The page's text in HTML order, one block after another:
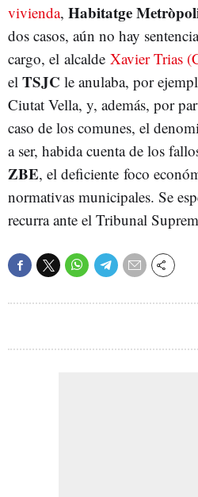
vivienda, Habitatge
dos casos, aún no hay
cargo, el alcalde Xavier Trias
el TSJC le anulaba, por
Ciutat Vella, y, además, por
caso de los comunes, el
a ser, habida cuenta de los
ZBE, el deficiente foco
normativas municipales. Se
recurra ante el Tribunal